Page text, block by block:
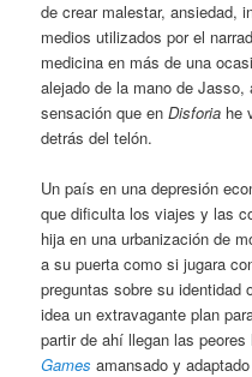
de crear malestar, ansiedad,
medios utilizados por el
medicina en más de una
alejado de la mano de
sensación que enDisforia he
detrás del telón.
Un país en una depresión
que dificulta los viajes y las
hija en una urbanización de
a su puerta como si jugara
preguntas sobre su identidad
idea un extravagante plan
partir de ahí llegan las
Games amansado y